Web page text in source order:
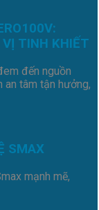
VỊ TINH KHIẾT
đến nguồn
an tâm tận hưởng,
SMAX
mạnh mẽ,